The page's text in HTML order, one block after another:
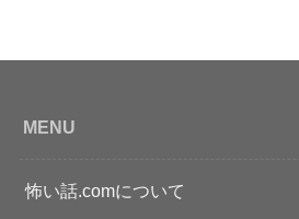
MENU
怖い話.comについて